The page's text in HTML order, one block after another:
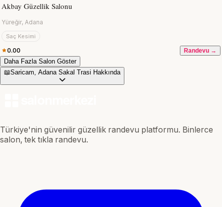
Akbay Güzellik Salonu
Yüreğir, Adana
Saç Kesimi
0.00 Randevu →
Daha Fazla Salon Göster
📖Saricam, Adana Sakal Trasi Hakkında
Türkiye'nin güvenilir güzellik randevu platformu. Binlerce
salon, tek tıkla randevu.